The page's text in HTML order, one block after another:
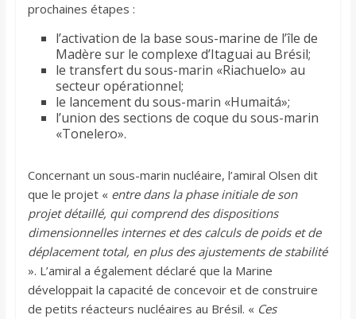
prochaines étapes :
l’activation de la base sous-marine de l’île de
Madère sur le complexe d’Itaguai au Brésil;
le transfert du sous-marin «Riachuelo» au
secteur opérationnel;
le lancement du sous-marin «Humaitá»;
l’union des sections de coque du sous-marin
«Tonelero».
Concernant un sous-marin nucléaire, l’amiral Olsen dit
que le projet « entre dans la phase initiale de son
projet détaillé, qui comprend des dispositions
dimensionnelles internes et des calculs de poids et de
déplacement total, en plus des ajustements de stabilité
». L’amiral a également déclaré que la Marine
développait la capacité de concevoir et de construire
de petits réacteurs nucléaires au Brésil. « Ces